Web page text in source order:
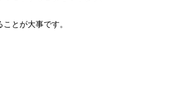
とが大事です。